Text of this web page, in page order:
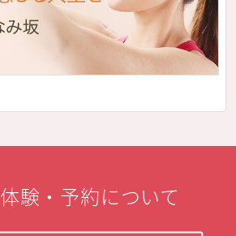
体験・予約について